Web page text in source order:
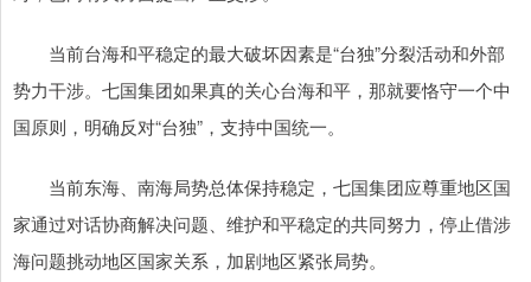
当前台海和平稳定的最大破坏因素是“台独”分裂活动和外部
势力干涉。七国集团如果真的关心台海和平，那就要恪守一个中
国原则，明确反对“台独”，支持中国统一。
当前东海、南海局势总体保持稳定，七国集团应尊重地区国
家通过对话协商解决问题、维护和平稳定的共同努力，停止借涉
海问题挑动地区国家关系，加剧地区紧张局势。